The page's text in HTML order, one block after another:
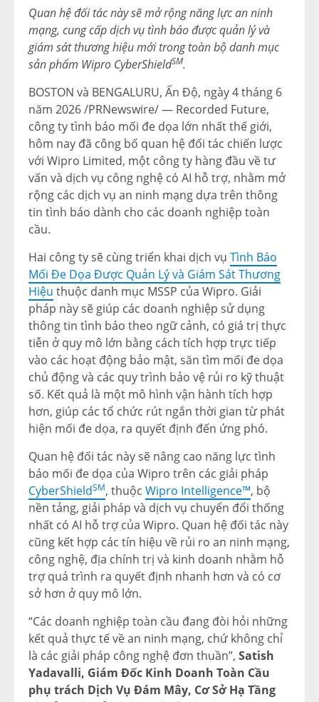
Quan hệ đối tác này sẽ mở rộng năng lực an ninh
mạng, cung cấp dịch vụ tình báo được quản lý và
giám sát thương hiệu mới trong toàn bộ danh mục
sản phẩm Wipro CyberShieldSM.
BOSTON và BENGALURU, Ấn Độ, ngày 4 tháng 6
năm 2026/PRNewswire/ — Recorded Future,
công ty tình báo mối đe dọa lớn nhất thế giới,
hôm nay đã công bố quan hệ đối tác chiến lược
với Wipro Limited, một công ty hàng đầu về tư
vấn và dịch vụ công nghệ có AI hỗ trợ, nhằm mở
rộng các dịch vụ an ninh mạng dựa trên thông
tin tình báo dành cho các doanh nghiệp toàn
cầu.
Hai công ty sẽ cùng triển khai dịch vụ Tình Báo
Mối Đe Dọa Được Quản Lý và Giám Sát Thương
Hiệu thuộc danh mục MSSP của Wipro. Giải
pháp này sẽ giúp các doanh nghiệp sử dụng
thông tin tình báo theo ngữ cảnh, có giá trị thực
tiễn ở quy mô lớn bằng cách tích hợp trực tiếp
vào các hoạt động bảo mật, săn tìm mối đe dọa
chủ động và các quy trình bảo vệ rủi ro kỹ thuật
số. Kết quả là một mô hình vận hành tích hợp
hơn, giúp các tổ chức rút ngắn thời gian từ phát
hiện mối đe dọa, ra quyết định đến ứng phó.
Quan hệ đối tác này sẽ nâng cao năng lực tình
báo mối đe dọa của Wipro trên các giải pháp
CyberShieldSM, thuộc Wipro Intelligence™, bộ
nền tảng, giải pháp và dịch vụ chuyển đổi thống
nhất có AI hỗ trợ của Wipro. Quan hệ đối tác này
cũng kết hợp các tín hiệu về rủi ro an ninh mạng,
công nghệ, địa chính trị và kinh doanh nhằm hỗ
trợ quá trình ra quyết định nhanh hơn và có cơ
sở hơn ở quy mô lớn.
“Các doanh nghiệp toàn cầu đang đòi hỏi những
kết quả thực tế về an ninh mạng, chứ không chỉ
là các giải pháp công nghệ đơn thuần”, Satish
Yadavalli, Giám Đốc Kinh Doanh Toàn Cầu
phụ trách Dịch Vụ Đám Mây, Cơ Sở Hạ Tầng